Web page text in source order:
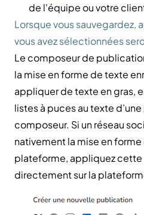
de l'équipe ou votre
Lorsque vous sauvegardez,
vous avez sélectionnées
Le composeur de
la mise en forme de texte
appliquer de texte en gras,
listes à puces au texte
composeur. Si un réseau
nativement la mise en
plateforme, appliquez cette
directement sur la